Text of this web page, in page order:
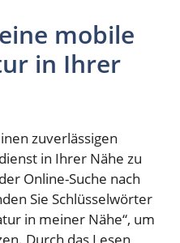
mobile
in Ihrer
zuverlässigen
in Ihrer Nähe zu
Online-Suche nach
Sie Schlüsselwörter
in meiner Nähe“, um